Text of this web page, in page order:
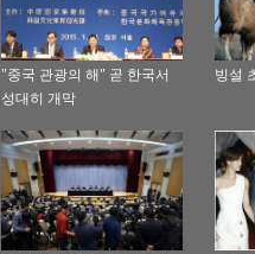
"중국 관광의 해" 곧 한국서
성대히 개막
빙설